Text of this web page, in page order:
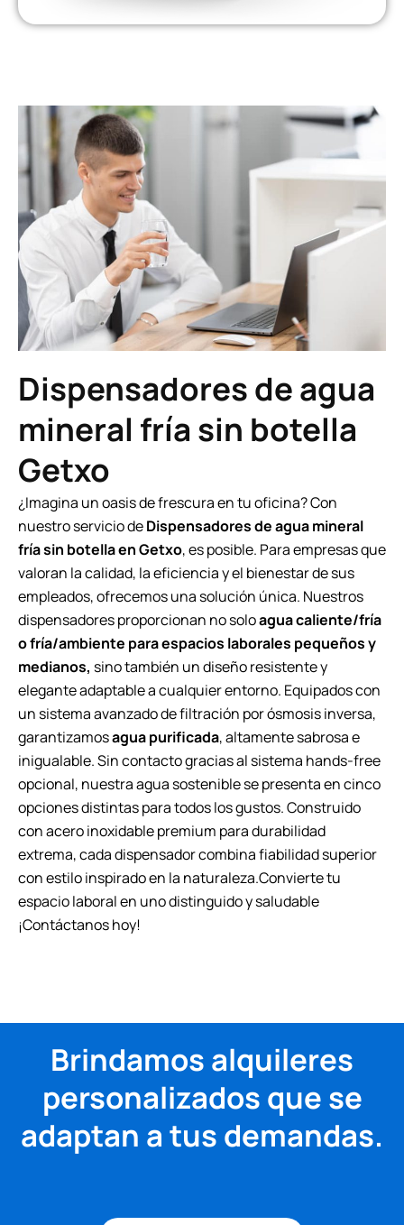
Dispensadores de agua
mineral fría sin botella
Getxo
¿Imagina un oasis de frescura en tu oficina? Con
nuestro servicio deDispensadores de agua mineral
fría sin botella en Getxo, es posible. Para empresas que
valoran la calidad, la eficiencia y el bienestar de sus
empleados, ofrecemos una solución única. Nuestros
dispensadores proporcionan no soloagua caliente/fría
o fría/ambiente para espacios laborales pequeños y
medianos, sino también un diseño resistente y
elegante adaptable a cualquier entorno. Equipados con
un sistema avanzado de filtración por ósmosis inversa,
garantizamosagua purificada, altamente sabrosa e
inigualable. Sin contacto gracias al sistema hands-free
opcional, nuestra agua sostenible se presenta en cinco
opciones distintas para todos los gustos. Construido
con acero inoxidable premium para durabilidad
extrema, cada dispensador combina fiabilidad superior
con estilo inspirado en la naturaleza.Convierte tu
espacio laboral en uno distinguido y saludable
¡Contáctanos hoy!
Brindamos alquileres
personalizados que se
adaptan a tus demandas.